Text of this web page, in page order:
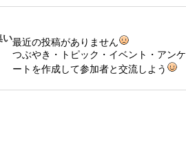
い最近の投稿がありません
つぶやき・トピック・イベント・アンケ
ートを作成して参加者と交流しよう